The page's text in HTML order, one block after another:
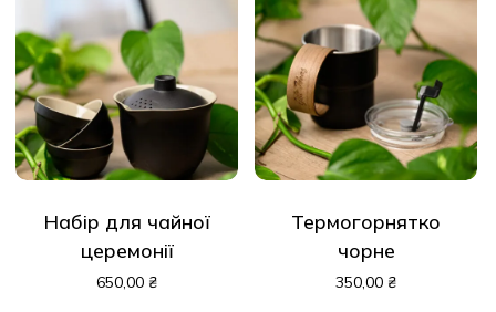
Набір для чайної
церемонії
650,00 ₴
Термогорнятко
чорне
350,00 ₴